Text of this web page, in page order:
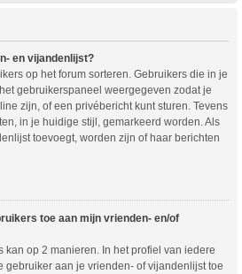
en vijandenlijst?
op het forum sorteren. Gebruikers die in je
gebruikerspaneel weergegeven zodat je
zijn, of een privébericht kunt sturen. Tevens
in je huidige stijl, gemarkeerd worden. Als
toevoegt, worden zijn of haar berichten
toe aan mijn vrienden- en/of
kan op 2 manieren. In het profiel van iedere
gebruiker aan je vrienden- of vijandenlijst toe